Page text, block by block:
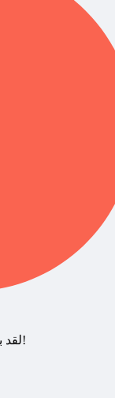
لقد بلغت الحد المسموح به لعدد 5000 من الأصدقاء!